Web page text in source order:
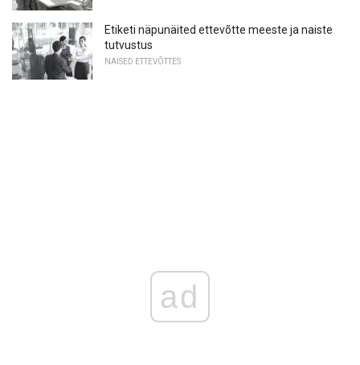
Etiketi näpunäited ettevõtte meeste ja naiste
tutvustus
NAISED ETTEVÕTTES
ad